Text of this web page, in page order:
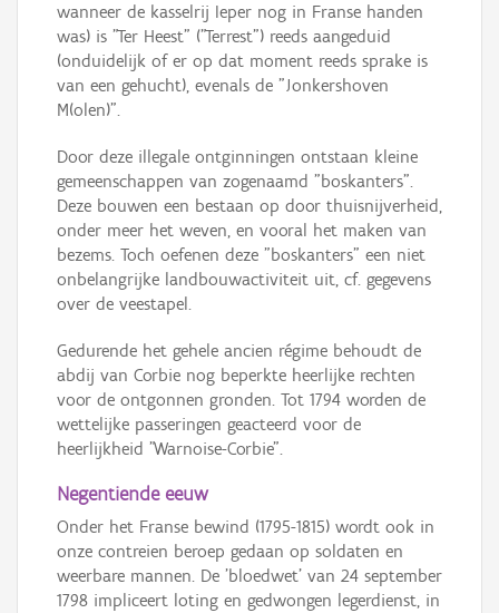
wanneer de kasselrij Ieper nog in Franse handen
was) is "Ter Heest" ("Terrest") reeds aangeduid
(onduidelijk of er op dat moment reeds sprake is
van een gehucht), evenals de "Jonkershoven
M(olen)".
Door deze illegale ontginningen ontstaan kleine
gemeenschappen van zogenaamd "boskanters".
Deze bouwen een bestaan op door thuisnijverheid,
onder meer het weven, en vooral het maken van
bezems. Toch oefenen deze "boskanters" een niet
onbelangrijke landbouwactiviteit uit, cf. gegevens
over de veestapel.
Gedurende het gehele ancien régime behoudt de
abdij van Corbie nog beperkte heerlijke rechten
voor de ontgonnen gronden. Tot 1794 worden de
wettelijke passeringen geacteerd voor de
heerlijkheid "Warnoise-Corbie".
Negentiende eeuw
Onder het Franse bewind (1795-1815) wordt ook in
onze contreien beroep gedaan op soldaten en
weerbare mannen. De 'bloedwet' van 24 september
1798 impliceert loting en gedwongen legerdienst, in